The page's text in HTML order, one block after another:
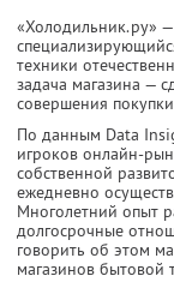
«Холодильник.ру»
техники
задача магазина —
совершения
По данным Data
игроков онлайн-
собственной
ежедневно
Многолетний опыт
долгосрочные
говорить об этом
магазинов бытовой